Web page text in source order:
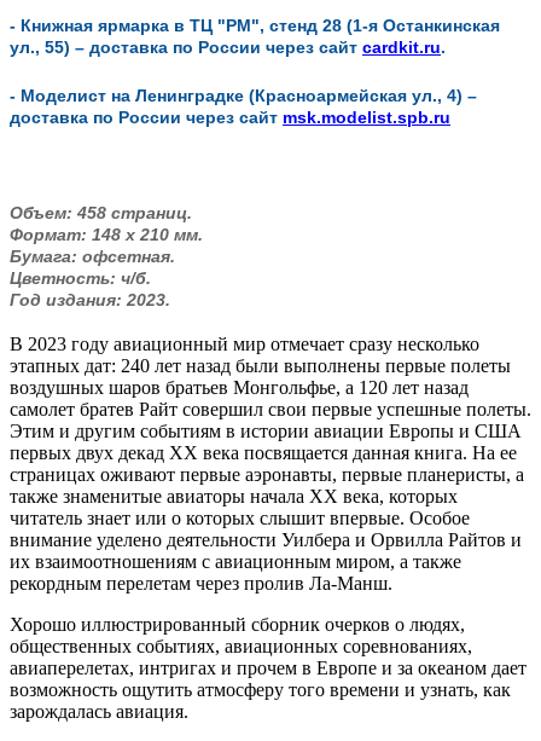
- Книжная ярмарка в ТЦ "РМ", стенд 28 (1-я Останкинская
ул., 55) – доставка по России через сайт cardkit.ru.
- Моделист на Ленинградке (Красноармейская ул., 4) –
доставка по России через сайт msk.modelist.spb.ru
Объем: 458 страниц.
Формат: 148 х 210 мм.
Бумага: офсетная.
Цветность: ч/б.
Год издания: 2023.
В 2023 году авиационный мир отмечает сразу несколько
этапных дат: 240 лет назад были выполнены первые полеты
воздушных шаров братьев Монгольфье, а 120 лет назад
самолет братев Райт совершил свои первые успешные полеты.
Этим и другим событиям в истории авиации Европы и США
первых двух декад ХХ века посвящается данная книга. На ее
страницах оживают первые аэронавты, первые планеристы, а
также знаменитые авиаторы начала ХХ века, которых
читатель знает или о которых слышит впервые. Особое
внимание уделено деятельности Уилбера и Орвилла Райтов и
их взаимоотношениям с авиационным миром, а также
рекордным перелетам через пролив Ла-Манш.
Хорошо иллюстрированный сборник очерков о людях,
общественных событиях, авиационных соревнованиях,
авиаперелетах, интригах и прочем в Европе и за океаном дает
возможность ощутить атмосферу того времени и узнать, как
зарождалась авиация.